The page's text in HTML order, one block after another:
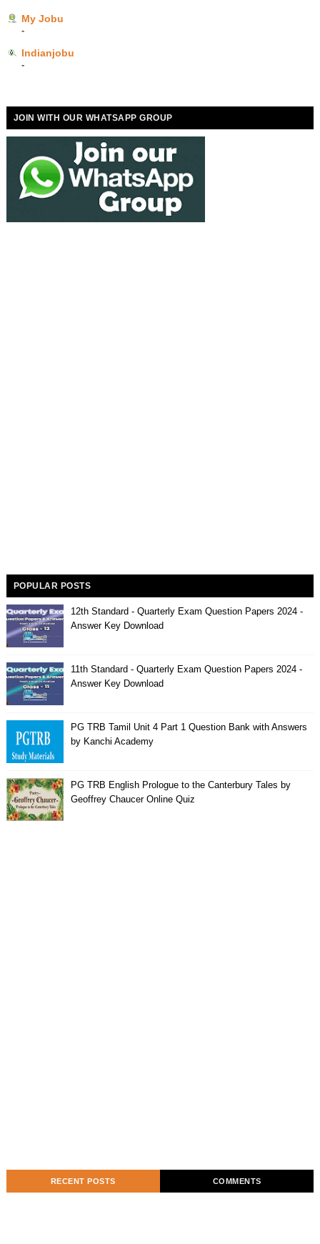
My Jobu
-
Indianjobu
-
JOIN WITH OUR WHATSAPP GROUP
POPULAR POSTS
12th Standard - Quarterly Exam Question Papers 2024 -
Answer Key Download
11th Standard - Quarterly Exam Question Papers 2024 -
Answer Key Download
PG TRB Tamil Unit 4 Part 1 Question Bank with Answers
by Kanchi Academy
PG TRB English Prologue to the Canterbury Tales by
Geoffrey Chaucer Online Quiz
RECENT POSTS COMMENTS